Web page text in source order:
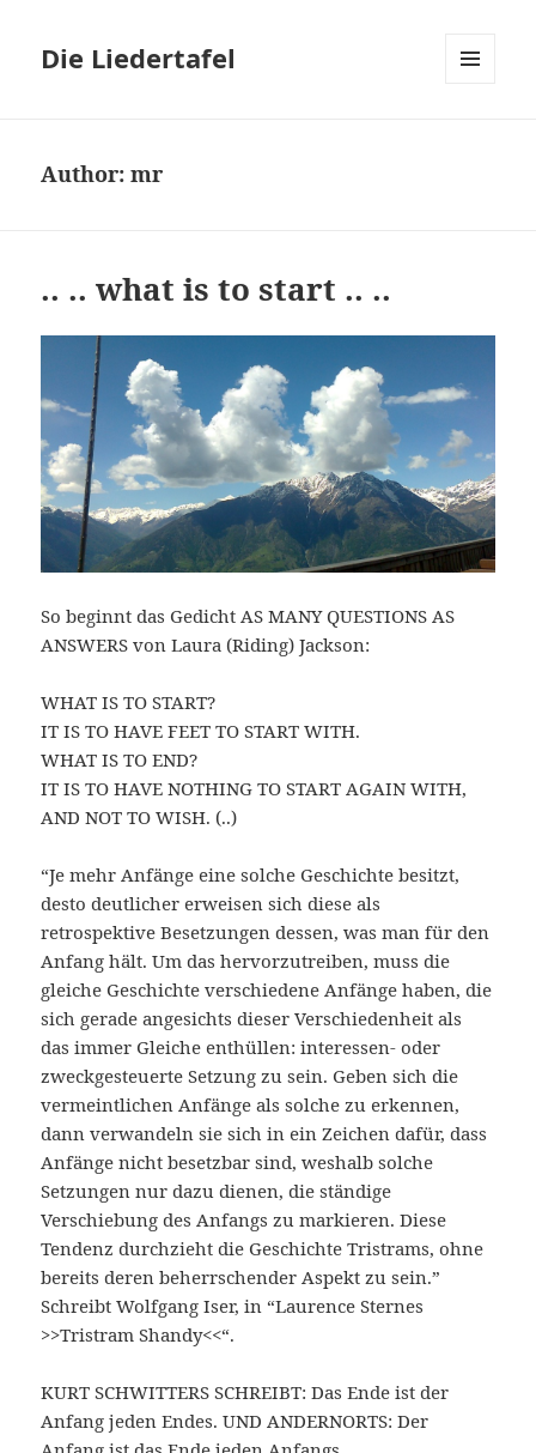
Die Liedertafel
Author:mr
.. .. what is to start .. ..
So beginnt das Gedicht AS MANY QUESTIONS AS
ANSWERS von Laura (Riding) Jackson:
WHAT IS TO START?
IT IS TO HAVE FEET TO START WITH.
WHAT IS TO END?
IT IS TO HAVE NOTHING TO START AGAIN WITH,
AND NOT TO WISH. (..)
“Je mehr Anfänge eine solche Geschichte besitzt,
desto deutlicher erweisen sich diese als
retrospektive Besetzungen dessen, was man für den
Anfang hält. Um das hervorzutreiben, muss die
gleiche Geschichte verschiedene Anfänge haben, die
sich gerade angesichts dieser Verschiedenheit als
das immer Gleiche enthüllen: interessen- oder
zweckgesteuerte Setzung zu sein. Geben sich die
vermeintlichen Anfänge als solche zu erkennen,
dann verwandeln sie sich in ein Zeichen dafür, dass
Anfänge nicht besetzbar sind, weshalb solche
Setzungen nur dazu dienen, die ständige
Verschiebung des Anfangs zu markieren. Diese
Tendenz durchzieht die Geschichte Tristrams, ohne
bereits deren beherrschender Aspekt zu sein.”
Schreibt Wolfgang Iser, in “Laurence Sternes
>>Tristram Shandy<<“.
KURT SCHWITTERS SCHREIBT: Das Ende ist der
Anfang jeden Endes. UND ANDERNORTS: Der